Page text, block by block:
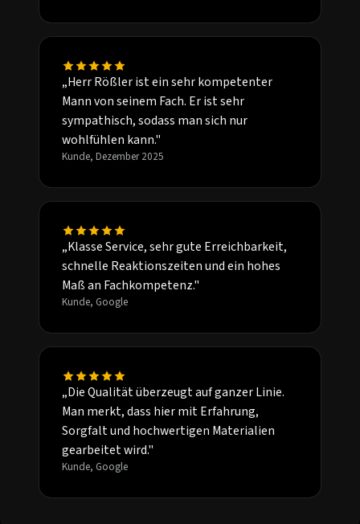
„Herr Rößler ist ein sehr kompetenter
Mann von seinem Fach. Er ist sehr
sympathisch, sodass man sich nur
wohlfühlen kann."
Kunde, Dezember 2025
„Klasse Service, sehr gute Erreichbarkeit,
schnelle Reaktionszeiten und ein hohes
Maß an Fachkompetenz."
Kunde, Google
„Die Qualität überzeugt auf ganzer Linie.
Man merkt, dass hier mit Erfahrung,
Sorgfalt und hochwertigen Materialien
gearbeitet wird."
Kunde, Google